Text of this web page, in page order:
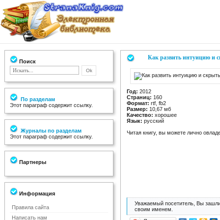
Поиск
По разделам
Этот параграф содержит ссылку.
Журналы по разделам
Этот параграф содержит ссылку.
Партнеры
Информация
Правила сайта
Написать нам
Как развить интуицию и
Год: 2012
Страниц: 160
Формат: rtf, fb2
Размер: 10,67 мб
Качество: хорошее
Язык: русский
Читая книгу, вы можете лично
Уважаемый посетитель, Вы
своим именем.